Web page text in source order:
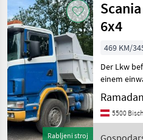
Kategorija 4 Država
TRENUTNA
POT
Osebna
vozila /
Tovorna
vozila /
Mopedi
Gospodarska
Ponastavi
Prikaži 23
rezultatov
Rabljeni stroj
6x4
469 KM/
Der Lkw
einem
Zustand KM: 331466
Tovornjak
5500